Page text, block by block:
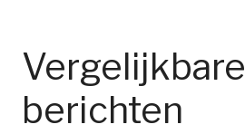
Vergelijkbare
berichten